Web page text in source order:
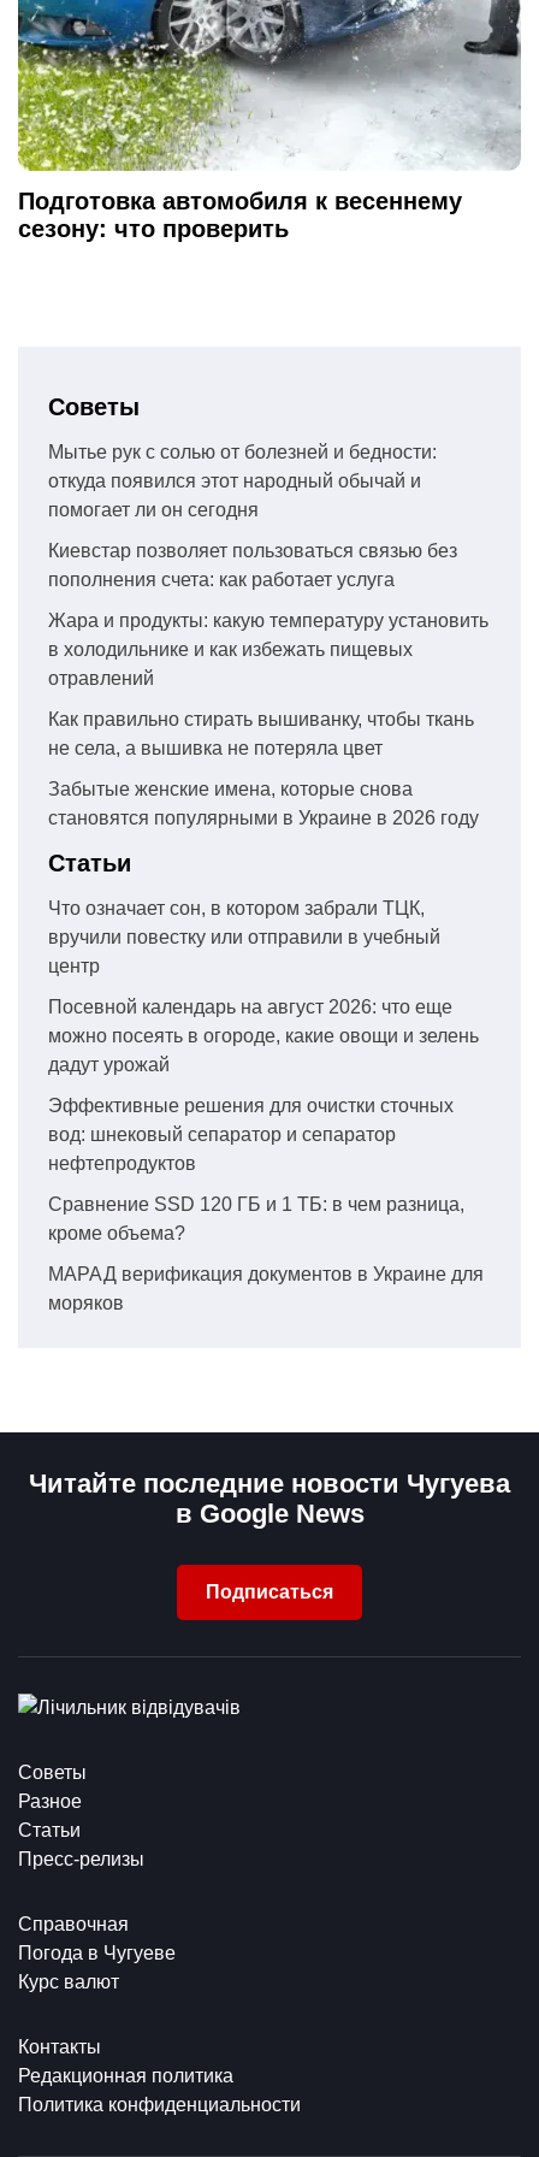
Подготовка автомобиля к весеннему
сезону: что проверить
Советы
Мытье рук с солью от болезней и бедности:
откуда появился этот народный обычай и
помогает ли он сегодня
Киевстар позволяет пользоваться связью без
пополнения счета: как работает услуга
Жара и продукты: какую температуру установить
в холодильнике и как избежать пищевых
отравлений
Как правильно стирать вышиванку, чтобы ткань
не села, а вышивка не потеряла цвет
Забытые женские имена, которые снова
становятся популярными в Украине в 2026 году
Статьи
Что означает сон, в котором забрали ТЦК,
вручили повестку или отправили в учебный
центр
Посевной календарь на август 2026: что еще
можно посеять в огороде, какие овощи и зелень
дадут урожай
Эффективные решения для очистки сточных
вод: шнековый сепаратор и сепаратор
нефтепродуктов
Сравнение SSD 120 ГБ и 1 ТБ: в чем разница,
кроме объема?
МАРАД верификация документов в Украине для
моряков
Читайте последние новости Чугуева
в Google News
Подписаться
Советы
Разное
Статьи
Пресс-релизы
Справочная
Погода в Чугуеве
Курс валют
Контакты
Редакционная политика
Политика конфиденциальности